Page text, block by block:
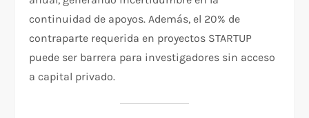
continuidad de apoyos. Además, el 20% de
contraparte requerida en proyectos STARTUP
puede ser barrera para investigadores sin acceso
a capital privado.​